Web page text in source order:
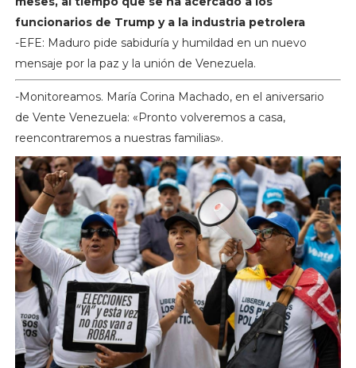
funcionarios de Trump y a la industria petrolera
-EFE: Maduro pide sabiduría y humildad en un nuevo
mensaje por la paz y la unión de Venezuela.
-Monitoreamos. María Corina Machado, en el aniversario
de Vente Venezuela: «Pronto volveremos a casa,
reencontraremos a nuestras familias».